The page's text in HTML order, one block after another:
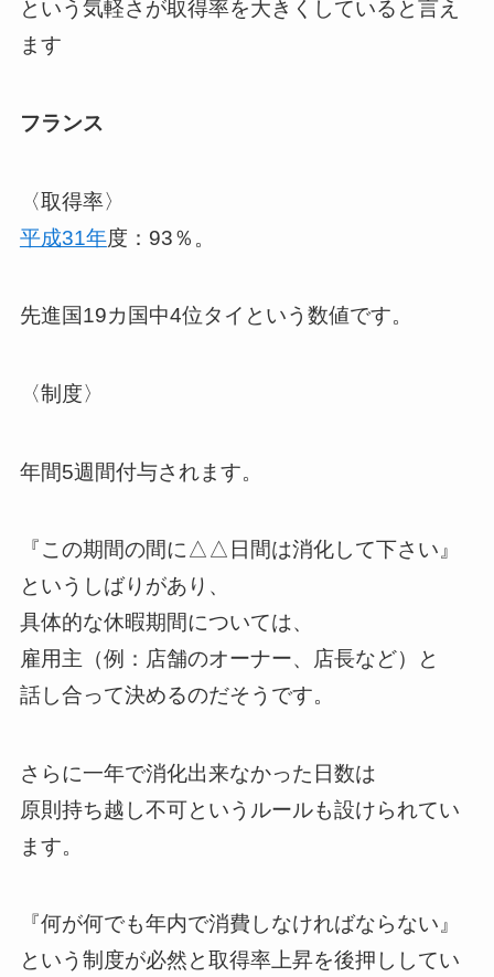
という気軽さが取得率を大きくしていると言え
ます
フランス
〈取得率〉
平成31年度：93％。
先進国19カ国中4位タイという数値です。
〈制度〉
年間5週間付与されます。
『この期間の間に△△日間は消化して下さい』
というしばりがあり、
具体的な休暇期間については、
雇用主（例：店舗のオーナー、店長など）と
話し合って決めるのだそうです。
さらに一年で消化出来なかった日数は
原則持ち越し不可というルールも設けられてい
ます。
『何が何でも年内で消費しなければならない』
という制度が必然と取得率上昇を後押ししてい